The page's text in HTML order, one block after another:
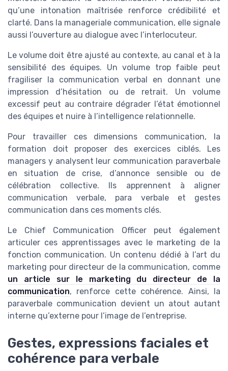
qu’une intonation maîtrisée renforce crédibilité et
clarté. Dans la manageriale communication, elle signale
aussi l’ouverture au dialogue avec l’interlocuteur.
Le volume doit être ajusté au contexte, au canal et à la
sensibilité des équipes. Un volume trop faible peut
fragiliser la communication verbal en donnant une
impression d’hésitation ou de retrait. Un volume
excessif peut au contraire dégrader l’état émotionnel
des équipes et nuire à l’intelligence relationnelle.
Pour travailler ces dimensions communication, la
formation doit proposer des exercices ciblés. Les
managers y analysent leur communication paraverbale
en situation de crise, d’annonce sensible ou de
célébration collective. Ils apprennent à aligner
communication verbale, para verbale et gestes
communication dans ces moments clés.
Le Chief Communication Officer peut également
articuler ces apprentissages avec le marketing de la
fonction communication. Un contenu dédié à l’art du
marketing pour directeur de la communication, comme
un article sur le marketing du directeur de la
communication, renforce cette cohérence. Ainsi, la
paraverbale communication devient un atout autant
interne qu’externe pour l’image de l’entreprise.
Gestes, expressions faciales et
cohérence para verbale